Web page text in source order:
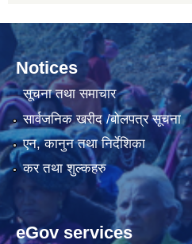
Notices
सूचना तथा समाचार
सार्वजनिक खरीद /बोलपत्र सूचना
एन, कानुन तथा निर्देशिका
कर तथा शुल्कहरु
eGov services